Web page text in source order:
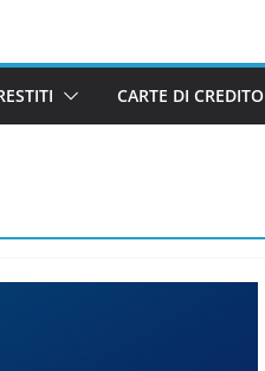
CARTE DI CREDITO